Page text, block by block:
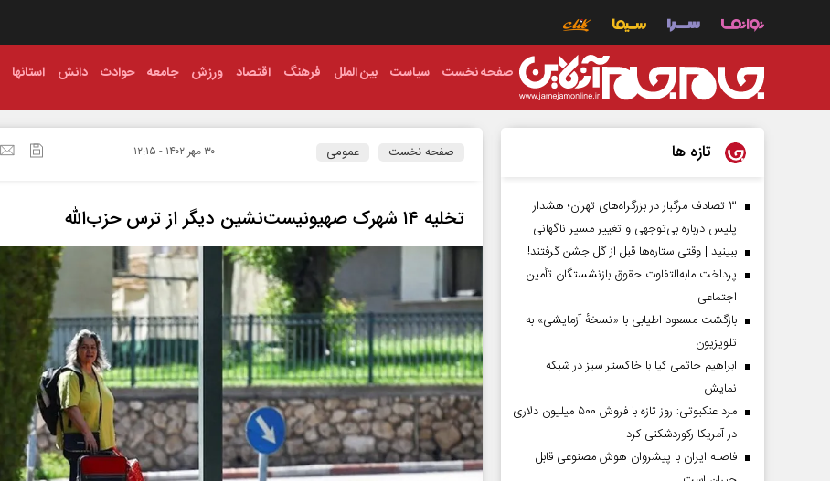
صفحه نخست سیاست بین الملل فرهنگ اقتصاد ورزش جامعه حوادث دانش استانها
صفحه نخست عمومی ۳۰ مهر ۱۴۰۲ - ۱۲:۱۵
تخلیه ۱۴ شهرک صهیونیست‌نشین دیگر از ترس حزب‌الله
تازه ها
۳ تصادف مرگبار در بزرگراه‌های تهران؛ هشدار
پلیس درباره بی‌توجهی و تغییر مسیر ناگهانی
ببینید | وقتی ستاره‌ها قبل از گل جشن گرفتند!
پرداخت مابه‌التفاوت حقوق بازنشستگان تأمین
اجتماعی
بازگشت مسعود اطیابی با «نسخهٔ آزمایشی» به
تلویزیون
ابراهیم حاتمی کیا با خاکستر سبز در شبکه
نمایش
مرد عنکبوتی: روز تازه با فروش ۵۰۰ میلیون دلاری
در آمریکا رکوردشکنی کرد
فاصله ایران با پیشرو‌ان هوش مصنوعی قابل